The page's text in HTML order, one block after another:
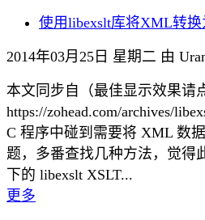
使用libexslt库将XML转换
2014年03月25日 星期二 由
本文同步自（最佳显示效果请
https://zohead.com/archives/
C 程序中碰到需要将 XML 数
题，多番查找几种方法，觉得
下的 libexslt XSLT...
更多